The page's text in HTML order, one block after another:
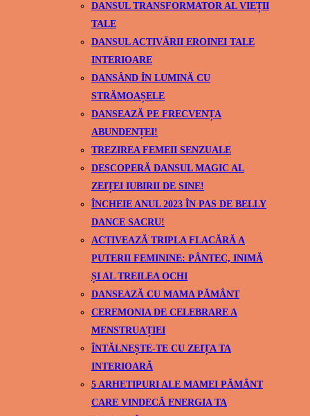
DANSUL TRANSFORMATOR AL VIEȚII
TALE
DANSUL ACTIVĂRII EROINEI TALE
INTERIOARE
DANSÂND ÎN LUMINĂ CU
STRĂMOAȘELE
DANSEAZĂ PE FRECVENȚA
ABUNDENȚEI!
TREZIREA FEMEII SENZUALE
DESCOPERĂ DANSUL MAGIC AL
ZEIȚEI IUBIRII DE SINE!
ÎNCHEIE ANUL 2023 ÎN PAS DE BELLY
DANCE SACRU!
ACTIVEAZĂ TRIPLA FLACĂRĂ A
PUTERII FEMININE: PÂNTEC, INIMĂ
ȘI AL TREILEA OCHI
DANSEAZĂ CU MAMA PĂMÂNT
CEREMONIA DE CELEBRARE A
MENSTRUAȚIEI
ÎNTĂLNEȘTE-TE CU ZEIȚA TA
INTERIOARĂ
5 ARHETIPURI ALE MAMEI PĂMÂNT
CARE VINDECĂ ENERGIA TA